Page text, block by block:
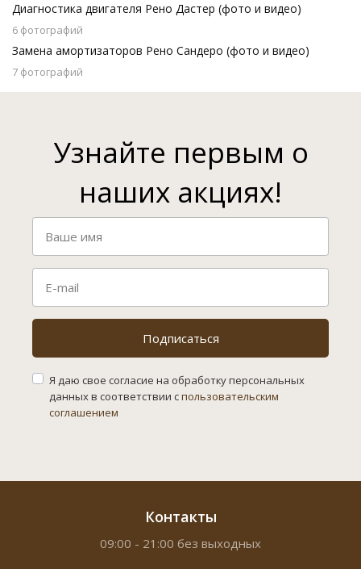
Диагностика двигателя Рено Дастер (фото и видео)
6 фотографий
Замена амортизаторов Рено Сандеро (фото и видео)
7 фотографий
Узнайте первым о
наших акциях!
Подписаться
Я даю свое согласие на обработку персональных
данных в соответствии спользовательским
соглашением
Контакты
09:00 - 21:00 без выходных